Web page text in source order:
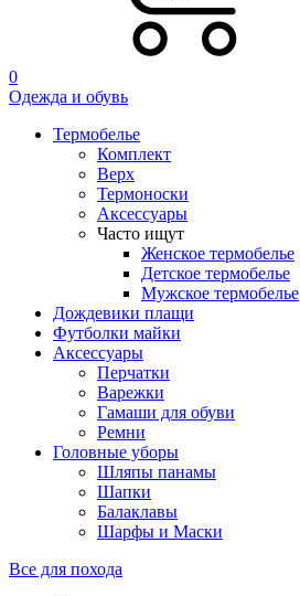
0
Одежда и обувь
Термобелье
Комплект
Верх
Термоноски
Аксессуары
Часто ищут
Женское термобелье
Детское термобелье
Мужское термобелье
Дождевики плащи
Футболки майки
Аксессуары
Перчатки
Варежки
Гамаши для обуви
Ремни
Головные уборы
Шляпы панамы
Шапки
Балаклавы
Шарфы и Маски
Все для похода